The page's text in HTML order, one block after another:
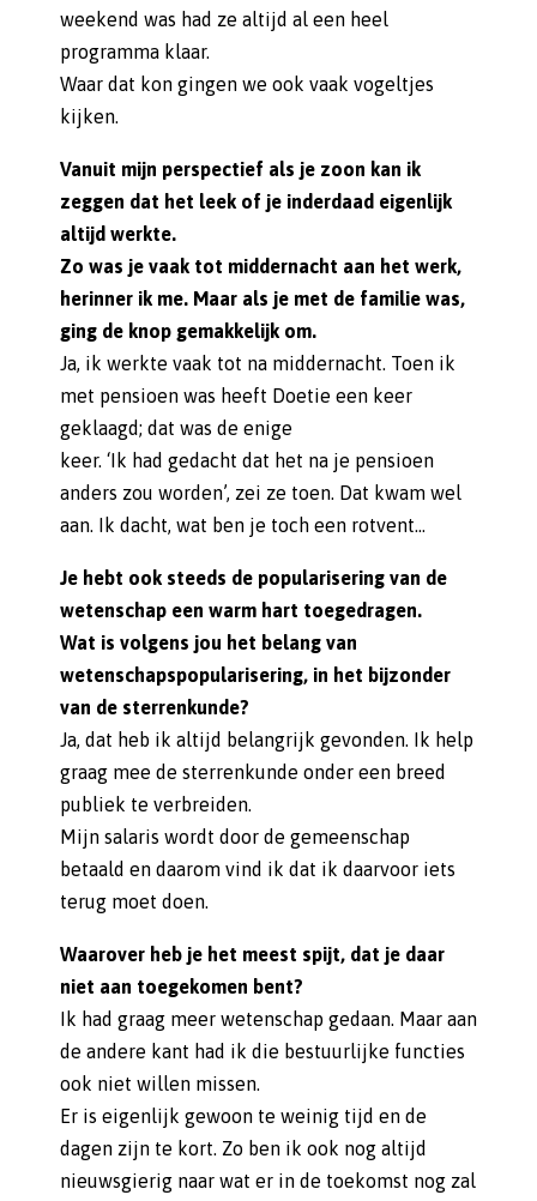
weekend was had ze altijd al een heel
programma klaar.
Waar dat kon gingen we ook vaak vogeltjes
kijken.
Vanuit mijn perspectief als je zoon kan ik
zeggen dat het leek of je inderdaad eigenlijk
altijd werkte.
Zo was je vaak tot middernacht aan het werk,
herinner ik me. Maar als je met de familie was,
ging de knop gemakkelijk om.
Ja, ik werkte vaak tot na middernacht. Toen ik
met pensioen was heeft Doetie een keer
geklaagd; dat was de enige
keer. ‘Ik had gedacht dat het na je pensioen
anders zou worden’, zei ze toen. Dat kwam wel
aan. Ik dacht, wat ben je toch een rotvent…
Je hebt ook steeds de popularisering van de
wetenschap een warm hart toegedragen.
Wat is volgens jou het belang van
wetenschapspopularisering, in het bijzonder
van de sterrenkunde?
Ja, dat heb ik altijd belangrijk gevonden. Ik help
graag mee de sterrenkunde onder een breed
publiek te verbreiden.
Mijn salaris wordt door de gemeenschap
betaald en daarom vind ik dat ik daarvoor iets
terug moet doen.
Waarover heb je het meest spijt, dat je daar
niet aan toegekomen bent?
Ik had graag meer wetenschap gedaan. Maar aan
de andere kant had ik die bestuurlijke functies
ook niet willen missen.
Er is eigenlijk gewoon te weinig tijd en de
dagen zijn te kort. Zo ben ik ook nog altijd
nieuwsgierig naar wat er in de toekomst nog zal